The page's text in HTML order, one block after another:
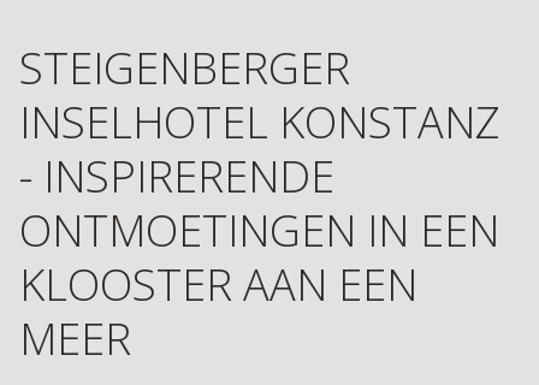
STEIGENBERGER
INSELHOTEL KONSTANZ
- INSPIRERENDE
ONTMOETINGEN IN EEN
KLOOSTER AAN EEN
MEER